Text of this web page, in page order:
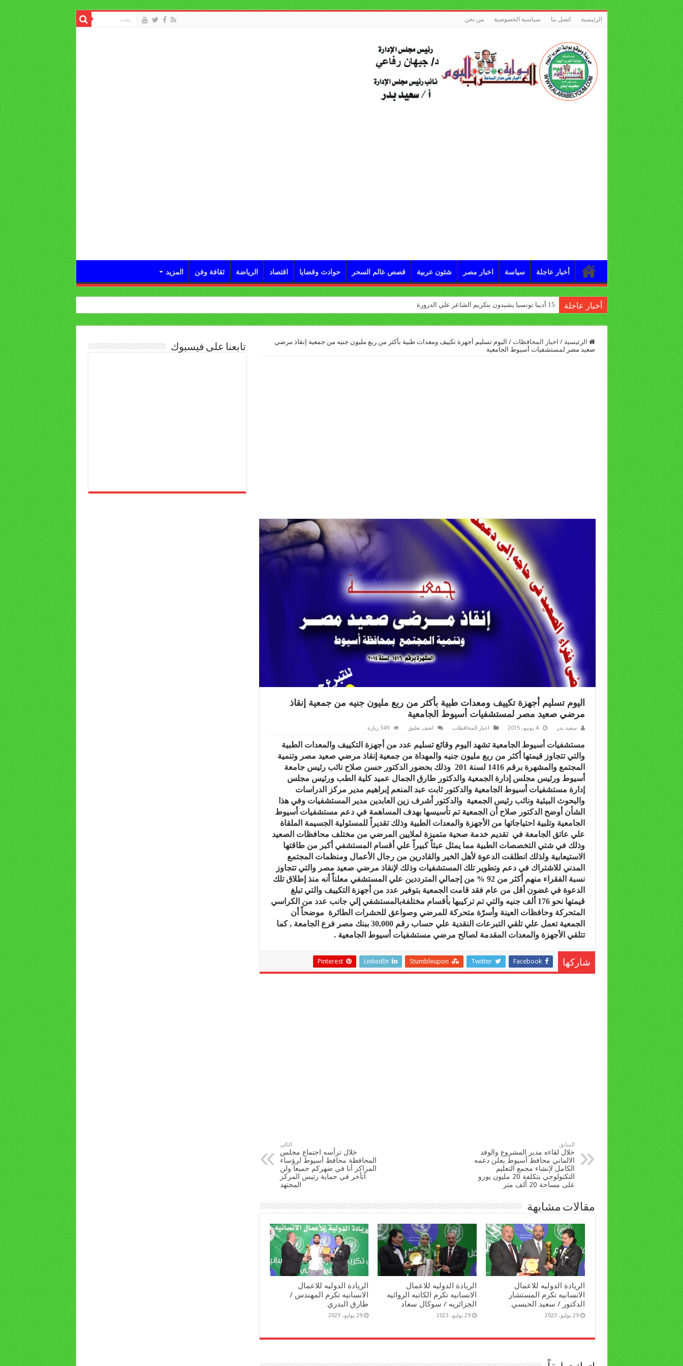
الرئيسية اتصل بنا سياسية الخصوصية من نحن
أخبار عاجلة سياسة اخبار مصر شئون عربية قصص عالم السحر حوادث وقضايا اقتصاد الرياضة ثقافة وفن المزيد
أخبار عاجلة 15 أديبا تونسيا يشيدون بتكريم الشاعر علي الدرورة
الرئيسية / اخبار المحافظات / اليوم تسليم أجهزة تكييف ومعدات طبية بأكثر من ربع مليون جنيه من جمعية إنقاذ مرضي
صعيد مصر لمستشفيات أسيوط الجامعية
اليوم تسليم أجهزة تكييف ومعدات طبية بأكثر من ربع مليون جنيه من جمعية إنقاذ
مرضي صعيد مصر لمستشفيات أسيوط الجامعية
سعيد بدر 4 يونيو، 2015 اخبار المحافظات اضف تعليق 349 زيارة
مستشفيات أسيوط الجامعية تشهد اليوم وقائع تسليم عدد من أجهزة التكييف والمعدات الطبية
والتي تتجاوز قيمتها أكثر من ربع مليون جنيه والمهداة من جمعية إنقاذ مرضي صعيد مصر وتنمية
المجتمع والمشهرة برقم 1416 لسنة 201 وذلك بحضور الدكتور حسن صلاح نائب رئيس جامعة
أسيوط ورئيس مجلس إدارة الجمعية والدكتور طارق الجمال عميد كلية الطب ورئيس مجلس
إدارة مستشفيات أسيوط الجامعية والدكتور ثابت عبد المنعم إبراهيم مدير مركز الدراسات
والبحوث البيئية ونائب رئيس الجمعية والدكتور أشرف زين العابدين مدير المستشفيات وفي هذا
الشأن أوضح الدكتور صلاح أن الجمعية تم تأسيسها بهدف المساهمة في دعم مستشفيات أسيوط
الجامعية وتلبية احتياجاتها من الأجهزة والمعدات الطبية وذلك تقديراً للمسئولية الجسيمة الملقاة
علي عاتق الجامعة في تقديم خدمة صحية متميزة لملايين المرضي من مختلف محافظات الصعيد
وذلك في شتي التخصصات الطبية مما يمثل عبئاً كبيراً علي أقسام المستشفي أكبر من طاقتها
الاستيعابية ولذلك انطلقت الدعوة لأهل الخير والقادرين من رجال الأعمال ومنظمات المجتمع
المدني للاشتراك في دعم وتطوير تلك المستشفيات وذلك لإنقاذ مرضي صعيد مصر والتي تتجاوز
نسبة الفقراء منهم أكثر من 92 % من إجمالي المترددين علي المستشفي معلناً أنه منذ إطلاق تلك
الدعوة في غضون أقل من عام فقد قامت الجمعية بتوفير عدد من أجهزة التكييف والتي تبلغ
قيمتها نحو 176 ألف جنيه والتي تم تركيبها بأقسام مختلفةبالمستشفي إلي جانب عدد من الكراسي
المتحركة وحافظات العينة وأسرّة متحركة للمرضي وصواعق للحشرات الطائرة موضحاً أن
الجمعية تعمل علي تلقي التبرعات النقدية علي حساب رقم 30,000 ببنك مصر فرع الجامعة , كما
تتلقي الأجهزة والمعدات المقدمة لصالح مرضي مستشفيات أسيوط الجامعية .
شاركها Facebook
Twitter
Stumbleupon
LinkedIn
Pinterest
السابق
خلال لقاءه مدير المشروع والوفد
الالماني محافظ أسيوط يعلن دعمه
الكامل لإنشاء مجمع التعليم
التكنولوجي بتكلفة 20 مليون يورو
على مساحة 20 ألف متر
التالي
خلال ترأسه اجتماع مجلس
المحافظة محافظ أسيوط لرؤساء
المراكز أنا في ضهركم جميعا ولن
أتأخر في حماية رئيس المركز
المجتهد
مقالات مشابهة
الريادة الدوليه للاعمال
الانسانيه تكرم المستشار
الدكتور / سعيد الحبسي
29 يوليو، 2023
الريادة الدوليه للاعمال
الانسانيه تكرم الكاتبه الروائيه
الجزائريه / سوكال سعاد
29 يوليو، 2023
الريادة الدوليه للاعمال
الانسانيه تكرم المهندس /
طارق البدري
29 يوليو، 2023
تابعنا على فيسبوك